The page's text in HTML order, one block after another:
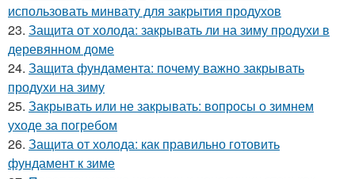
использовать минвату для закрытия продухов
23. Защита от холода: закрывать ли на зиму продухи в
деревянном доме
24. Защита фундамента: почему важно закрывать
продухи на зиму
25. Закрывать или не закрывать: вопросы о зимнем
уходе за погребом
26. Защита от холода: как правильно готовить
фундамент к зиме